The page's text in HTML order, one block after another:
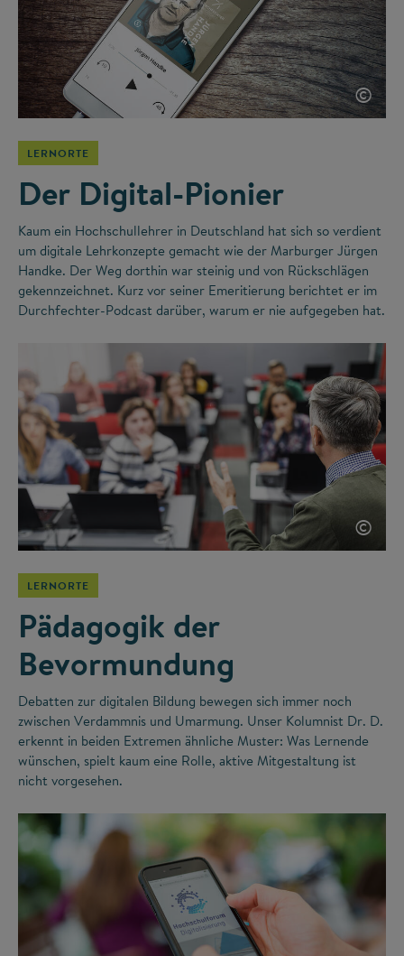
©
LERNORTE
Der Digital-Pionier
Kaum ein Hochschullehrer in Deutschland hat sich so verdient
um digitale Lehrkonzepte gemacht wie der Marburger Jürgen
Handke. Der Weg dorthin war steinig und von Rückschlägen
gekennzeichnet. Kurz vor seiner Emeritierung berichtet er im
Durchfechter-Podcast darüber, warum er nie aufgegeben hat.
©
LERNORTE
Pädagogik der
Bevormundung
Debatten zur digitalen Bildung bewegen sich immer noch
zwischen Verdammnis und Umarmung. Unser Kolumnist Dr. D.
erkennt in beiden Extremen ähnliche Muster: Was Lernende
wünschen, spielt kaum eine Rolle, aktive Mitgestaltung ist
nicht vorgesehen.